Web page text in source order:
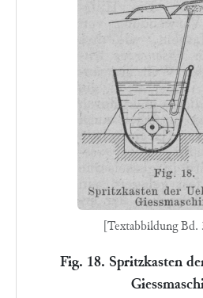
[Textabbildung Bd.
Fig. 18. Spritzkasten